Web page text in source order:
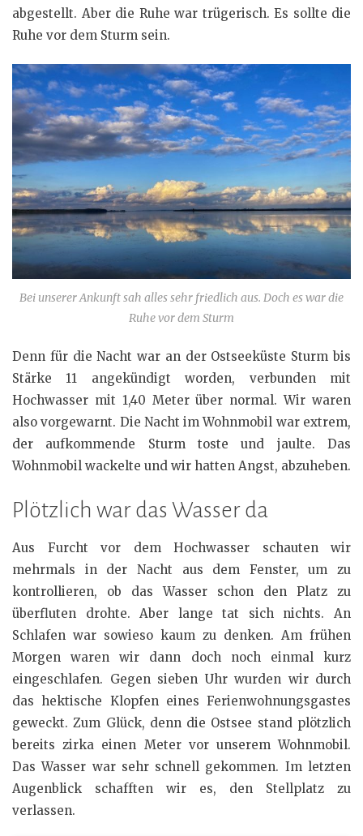
abgestellt. Aber die Ruhe war trügerisch. Es sollte die
Ruhe vor dem Sturm sein.
Bei unserer Ankunft sah alles sehr friedlich aus. Doch es war die
Ruhe vor dem Sturm
Denn für die Nacht war an der Ostseeküste Sturm bis
Stärke 11 angekündigt worden, verbunden mit
Hochwasser mit 1,40 Meter über normal. Wir waren
also vorgewarnt. Die Nacht im Wohnmobil war extrem,
der aufkommende Sturm toste und jaulte. Das
Wohnmobil wackelte und wir hatten Angst, abzuheben.
Plötzlich war das Wasser da
Aus Furcht vor dem Hochwasser schauten wir
mehrmals in der Nacht aus dem Fenster, um zu
kontrollieren, ob das Wasser schon den Platz zu
überfluten drohte. Aber lange tat sich nichts. An
Schlafen war sowieso kaum zu denken. Am frühen
Morgen waren wir dann doch noch einmal kurz
eingeschlafen. Gegen sieben Uhr wurden wir durch
das hektische Klopfen eines Ferienwohnungsgastes
geweckt. Zum Glück, denn die Ostsee stand plötzlich
bereits zirka einen Meter vor unserem Wohnmobil.
Das Wasser war sehr schnell gekommen. Im letzten
Augenblick schafften wir es, den Stellplatz zu
verlassen.